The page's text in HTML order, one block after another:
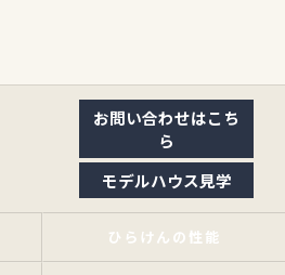
お問い合わせはこち
ら
モデルハウス見学
ひらけんの性能